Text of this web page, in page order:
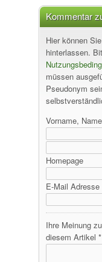
Kommentar
Hier können
hinterlassen.
müssen
Pseudonym
Vorname,
Homepage
E-Mail Adresse
Ihre Meinung zu
diesem Artikel *